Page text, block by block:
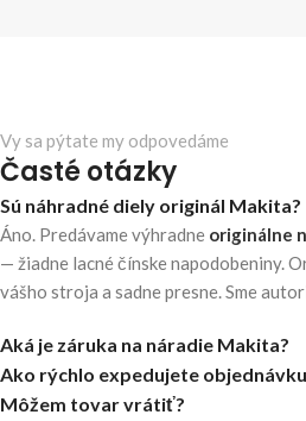
Vy sa pýtate my odpovedáme
Časté otázky
Sú náhradné diely originál Makita?
Áno. Predávame výhradne originálne
— žiadne lacné čínske napodobeniny.
vášho stroja a sadne presne. Sme
Aká je záruka na náradie Makita?
Ako rýchlo expedujete
Môžem tovar vrátiť?